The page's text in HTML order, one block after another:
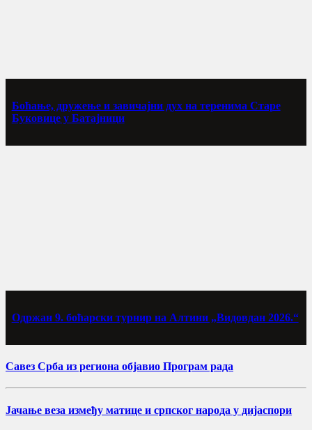
Боћање, дружење и завичајни дух на теренима Старе
Буковице у Батајници
Одржан 9. боћарски турнир на Алтини „Видовдан 2026.“
Савез Срба из региона објавио Програм рада
Јачање веза између матице и српског народа у дијаспори